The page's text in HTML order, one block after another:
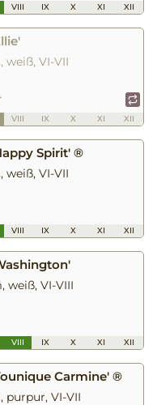
VIII IX X XI XII
weiß, VI-VII
VIII IX X XI XII
Spirit' ®
weiß, VI-VII
VIII IX X XI XII
weiß, VI-VIII
VIII IX X XI XII
Carmine' ®
purpur, VI-VII